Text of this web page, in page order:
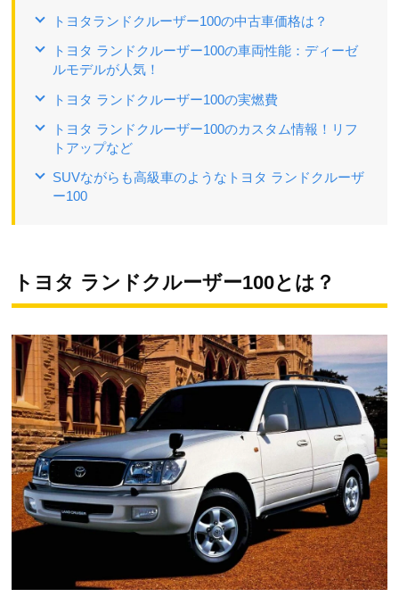
トヨタランドクルーザー100の中古車価格は？
トヨタ ランドクルーザー100の車両性能：ディーゼ
ルモデルが人気！
トヨタ ランドクルーザー100の実燃費
トヨタ ランドクルーザー100のカスタム情報！リフ
トアップなど
SUVながらも高級車のようなトヨタ ランドクルーザ
ー100
トヨタ ランドクルーザー100とは？